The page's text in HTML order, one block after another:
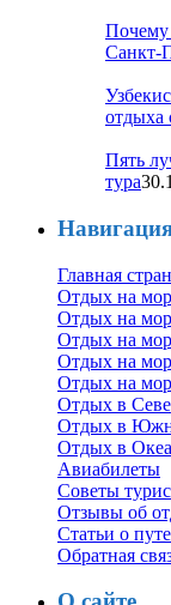
Почему
Санкт-
отдыха
Пять
тура
Главная
Отдых на
Отдых на
Отдых на
Отдых на
Отдых на
Отдых в
Отдых в
Отдых в
Авиабилеты
Советы
Отзывы об
Статьи о
Обратная